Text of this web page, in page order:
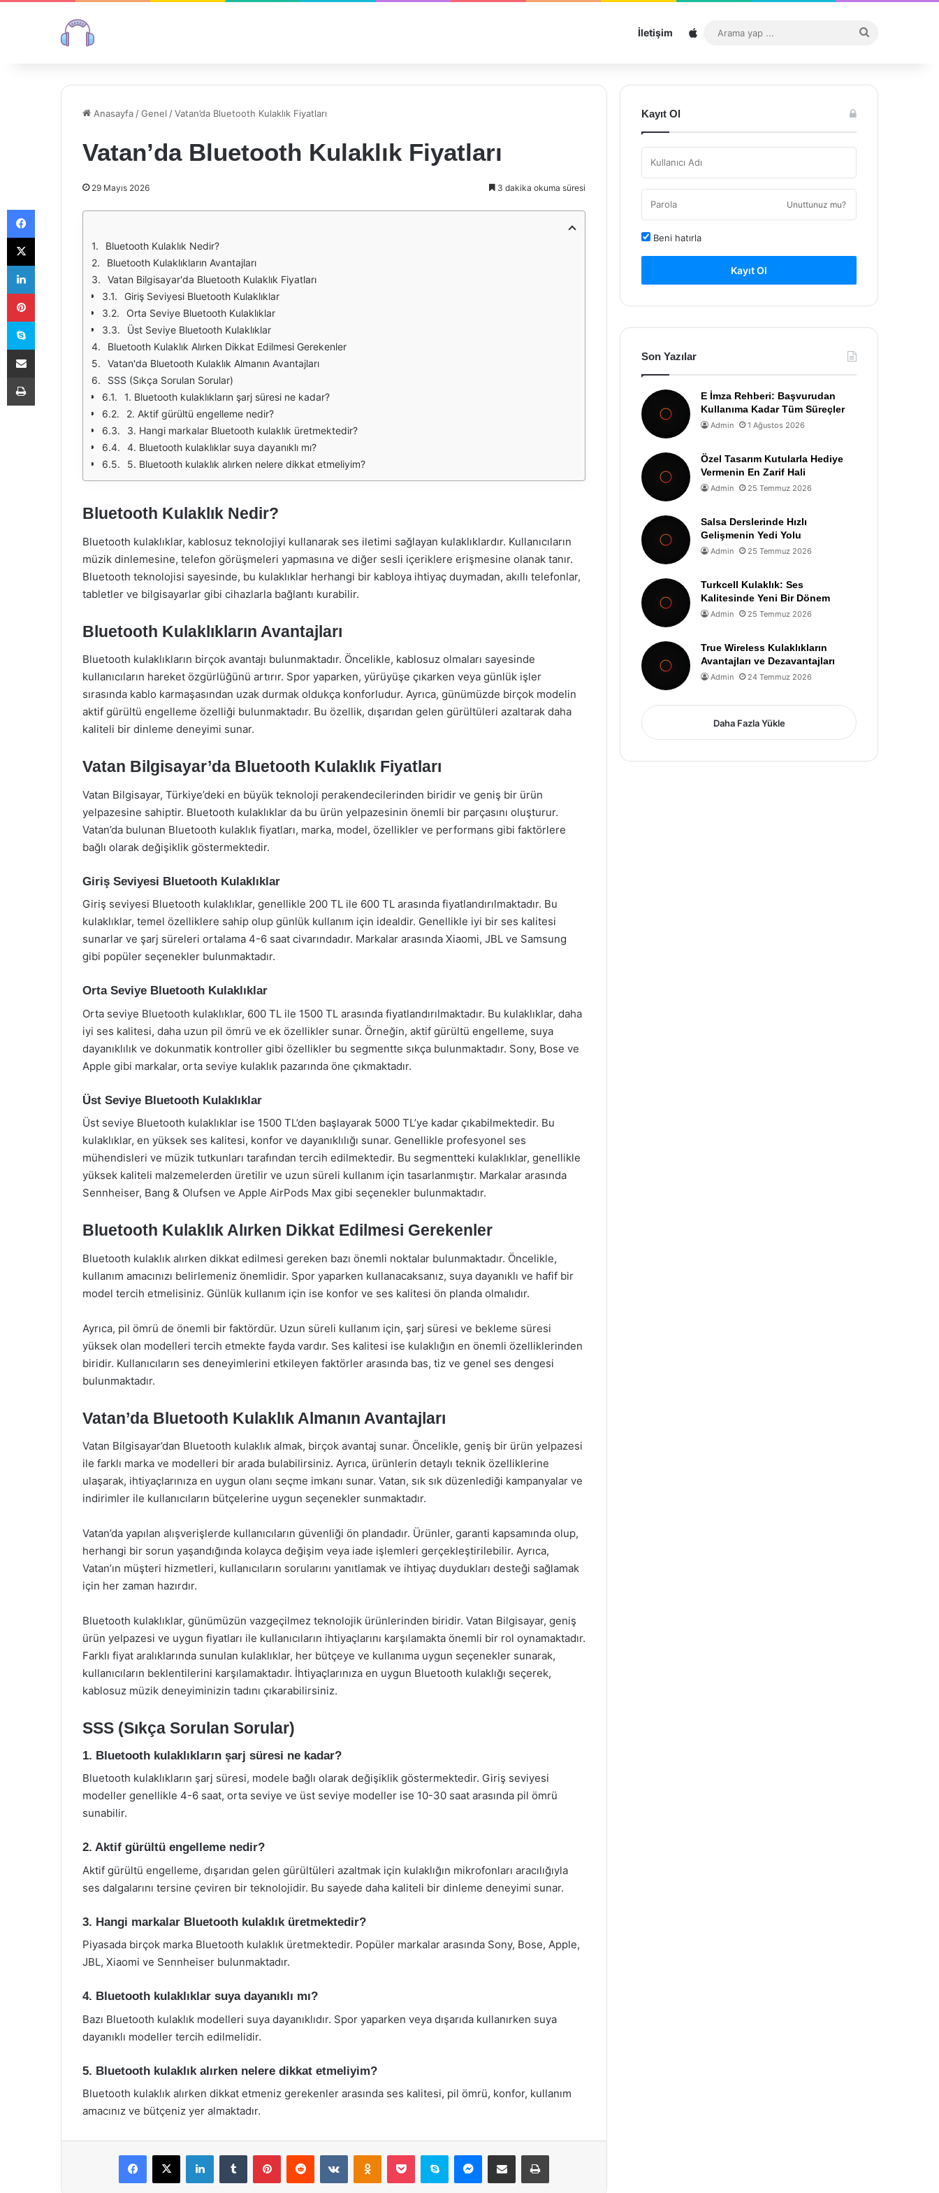
İletişim Sitemap
...
Anasayfa /Genel /Vatan’da Bluetooth Kulaklık Fiyatları
Vatan’da Bluetooth Kulaklık Fiyatları
29 Mayıs 2026 3 dakika okuma süresi
Bluetooth Kulaklık Nedir?
Bluetooth Kulaklıkların Avantajları
Vatan Bilgisayar'da Bluetooth Kulaklık Fiyatları
Giriş Seviyesi Bluetooth Kulaklıklar
Orta Seviye Bluetooth Kulaklıklar
Üst Seviye Bluetooth Kulaklıklar
Bluetooth Kulaklık Alırken Dikkat Edilmesi Gerekenler
Vatan'da Bluetooth Kulaklık Almanın Avantajları
SSS (Sıkça Sorulan Sorular)
1. Bluetooth kulaklıkların şarj süresi ne kadar?
2. Aktif gürültü engelleme nedir?
3. Hangi markalar Bluetooth kulaklık üretmektedir?
4. Bluetooth kulaklıklar suya dayanıklı mı?
5. Bluetooth kulaklık alırken nelere dikkat etmeliyim?
Bluetooth Kulaklık Nedir?
Bluetooth kulaklıklar, kablosuz teknolojiyi kullanarak ses iletimi sağlayan kulaklıklardır. Kullanıcıların
müzik dinlemesine, telefon görüşmeleri yapmasına ve diğer sesli içeriklere erişmesine olanak tanır.
Bluetooth teknolojisi sayesinde, bu kulaklıklar herhangi bir kabloya ihtiyaç duymadan, akıllı telefonlar,
tabletler ve bilgisayarlar gibi cihazlarla bağlantı kurabilir.
Bluetooth Kulaklıkların Avantajları
Bluetooth kulaklıkların birçok avantajı bulunmaktadır. Öncelikle, kablosuz olmaları sayesinde
kullanıcıların hareket özgürlüğünü artırır. Spor yaparken, yürüyüşe çıkarken veya günlük işler
sırasında kablo karmaşasından uzak durmak oldukça konforludur. Ayrıca, günümüzde birçok modelin
aktif gürültü engelleme özelliği bulunmaktadır. Bu özellik, dışarıdan gelen gürültüleri azaltarak daha
kaliteli bir dinleme deneyimi sunar.
Vatan Bilgisayar’da Bluetooth Kulaklık Fiyatları
Vatan Bilgisayar, Türkiye’deki en büyük teknoloji perakendecilerinden biridir ve geniş bir ürün
yelpazesine sahiptir. Bluetooth kulaklıklar da bu ürün yelpazesinin önemli bir parçasını oluşturur.
Vatan’da bulunan Bluetooth kulaklık fiyatları, marka, model, özellikler ve performans gibi faktörlere
bağlı olarak değişiklik göstermektedir.
Giriş Seviyesi Bluetooth Kulaklıklar
Giriş seviyesi Bluetooth kulaklıklar, genellikle 200 TL ile 600 TL arasında fiyatlandırılmaktadır. Bu
kulaklıklar, temel özelliklere sahip olup günlük kullanım için idealdir. Genellikle iyi bir ses kalitesi
sunarlar ve şarj süreleri ortalama 4-6 saat civarındadır. Markalar arasında Xiaomi, JBL ve Samsung
gibi popüler seçenekler bulunmaktadır.
Orta Seviye Bluetooth Kulaklıklar
Orta seviye Bluetooth kulaklıklar, 600 TL ile 1500 TL arasında fiyatlandırılmaktadır. Bu kulaklıklar, daha
iyi ses kalitesi, daha uzun pil ömrü ve ek özellikler sunar. Örneğin, aktif gürültü engelleme, suya
dayanıklılık ve dokunmatik kontroller gibi özellikler bu segmentte sıkça bulunmaktadır. Sony, Bose ve
Apple gibi markalar, orta seviye kulaklık pazarında öne çıkmaktadır.
Üst Seviye Bluetooth Kulaklıklar
Üst seviye Bluetooth kulaklıklar ise 1500 TL’den başlayarak 5000 TL’ye kadar çıkabilmektedir. Bu
kulaklıklar, en yüksek ses kalitesi, konfor ve dayanıklılığı sunar. Genellikle profesyonel ses
mühendisleri ve müzik tutkunları tarafından tercih edilmektedir. Bu segmentteki kulaklıklar, genellikle
yüksek kaliteli malzemelerden üretilir ve uzun süreli kullanım için tasarlanmıştır. Markalar arasında
Sennheiser, Bang & Olufsen ve Apple AirPods Max gibi seçenekler bulunmaktadır.
Bluetooth Kulaklık Alırken Dikkat Edilmesi Gerekenler
Bluetooth kulaklık alırken dikkat edilmesi gereken bazı önemli noktalar bulunmaktadır. Öncelikle,
kullanım amacınızı belirlemeniz önemlidir. Spor yaparken kullanacaksanız, suya dayanıklı ve hafif bir
model tercih etmelisiniz. Günlük kullanım için ise konfor ve ses kalitesi ön planda olmalıdır.
Ayrıca, pil ömrü de önemli bir faktördür. Uzun süreli kullanım için, şarj süresi ve bekleme süresi
yüksek olan modelleri tercih etmekte fayda vardır. Ses kalitesi ise kulaklığın en önemli özelliklerinden
biridir. Kullanıcıların ses deneyimlerini etkileyen faktörler arasında bas, tiz ve genel ses dengesi
bulunmaktadır.
Vatan’da Bluetooth Kulaklık Almanın Avantajları
Vatan Bilgisayar’dan Bluetooth kulaklık almak, birçok avantaj sunar. Öncelikle, geniş bir ürün yelpazesi
ile farklı marka ve modelleri bir arada bulabilirsiniz. Ayrıca, ürünlerin detaylı teknik özelliklerine
ulaşarak, ihtiyaçlarınıza en uygun olanı seçme imkanı sunar. Vatan, sık sık düzenlediği kampanyalar ve
indirimler ile kullanıcıların bütçelerine uygun seçenekler sunmaktadır.
Vatan’da yapılan alışverişlerde kullanıcıların güvenliği ön plandadır. Ürünler, garanti kapsamında olup,
herhangi bir sorun yaşandığında kolayca değişim veya iade işlemleri gerçekleştirilebilir. Ayrıca,
Vatan’ın müşteri hizmetleri, kullanıcıların sorularını yanıtlamak ve ihtiyaç duydukları desteği sağlamak
için her zaman hazırdır.
Bluetooth kulaklıklar, günümüzün vazgeçilmez teknolojik ürünlerinden biridir. Vatan Bilgisayar, geniş
ürün yelpazesi ve uygun fiyatları ile kullanıcıların ihtiyaçlarını karşılamakta önemli bir rol oynamaktadır.
Farklı fiyat aralıklarında sunulan kulaklıklar, her bütçeye ve kullanıma uygun seçenekler sunarak,
kullanıcıların beklentilerini karşılamaktadır. İhtiyaçlarınıza en uygun Bluetooth kulaklığı seçerek,
kablosuz müzik deneyiminizin tadını çıkarabilirsiniz.
SSS (Sıkça Sorulan Sorular)
1. Bluetooth kulaklıkların şarj süresi ne kadar?
Bluetooth kulaklıkların şarj süresi, modele bağlı olarak değişiklik göstermektedir. Giriş seviyesi
modeller genellikle 4-6 saat, orta seviye ve üst seviye modeller ise 10-30 saat arasında pil ömrü
sunabilir.
2. Aktif gürültü engelleme nedir?
Aktif gürültü engelleme, dışarıdan gelen gürültüleri azaltmak için kulaklığın mikrofonları aracılığıyla
ses dalgalarını tersine çeviren bir teknolojidir. Bu sayede daha kaliteli bir dinleme deneyimi sunar.
3. Hangi markalar Bluetooth kulaklık üretmektedir?
Piyasada birçok marka Bluetooth kulaklık üretmektedir. Popüler markalar arasında Sony, Bose, Apple,
JBL, Xiaomi ve Sennheiser bulunmaktadır.
4. Bluetooth kulaklıklar suya dayanıklı mı?
Bazı Bluetooth kulaklık modelleri suya dayanıklıdır. Spor yaparken veya dışarıda kullanırken suya
dayanıklı modeller tercih edilmelidir.
5. Bluetooth kulaklık alırken nelere dikkat etmeliyim?
Bluetooth kulaklık alırken dikkat etmeniz gerekenler arasında ses kalitesi, pil ömrü, konfor, kullanım
amacınız ve bütçeniz yer almaktadır.
Facebook
X LinkedInTumblr PinterestReddit VKontakteOdnoklassniki
Pocket Skype Messenger
E-Posta ile paylaş Yazdır
Kayıt Ol
Unuttunuz mu?
Beni hatırla
Kayıt Ol
Son Yazılar
E İmza Rehberi: Başvurudan
Kullanıma Kadar Tüm Süreçler
Admin 1 Ağustos 2026
Özel Tasarım Kutularla Hediye
Vermenin En Zarif Hali
Admin 25 Temmuz 2026
Salsa Derslerinde Hızlı
Gelişmenin Yedi Yolu
Admin 25 Temmuz 2026
Turkcell Kulaklık: Ses
Kalitesinde Yeni Bir Dönem
Admin 25 Temmuz 2026
True Wireless Kulaklıkların
Avantajları ve Dezavantajları
Admin 24 Temmuz 2026
Daha Fazla Yükle
Facebook
X
LinkedIn
Pinterest
Skype
E-Posta ile paylaş